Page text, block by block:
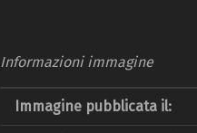
Informazioni immagine
Immagine pubblicata il: